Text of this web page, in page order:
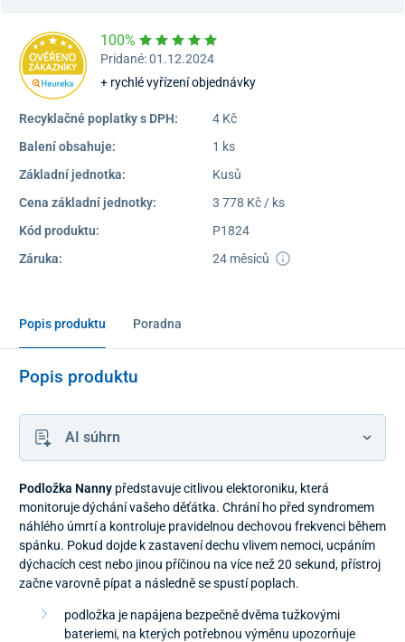
100%
Pridané: 01.12.2024
+ rychlé vyřízení objednávky
Recyklačné poplatky s DPH:
4 Kč
Balení obsahuje:
1 ks
Základní jednotka:
Kusů
Cena základní jednotky:
3 778 Kč / ks
Kód produktu:
P1824
Záruka:
24 měsíců
Popis produktu Poradna
Popis produktu
AI súhrn
Podložka Nanny představuje citlivou elektoroniku, která
monitoruje dýchání vašeho děťátka. Chrání ho před syndromem
náhlého úmrtí a kontroluje pravidelnou dechovou frekvenci během
spánku. Pokud dojde k zastavení dechu vlivem nemoci, ucpáním
dýchacích cest nebo jinou příčinou na více než 20 sekund, přístroj
začne varovně pípat a následně se spustí poplach.
podložka je napájena bezpečně dvěma tužkovými
bateriemi, na kterých potřebnou výměnu upozorňuje